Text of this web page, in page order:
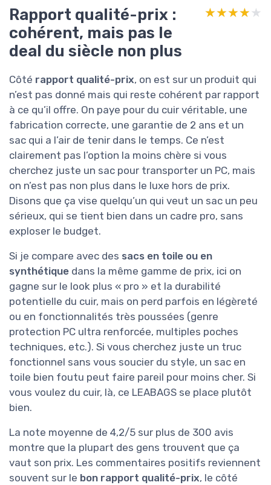
Rapport qualité-prix :
cohérent, mais pas le
deal du siècle non plus
★★★★★
★★★★★
Côté rapport qualité-prix, on est sur un produit qui
n’est pas donné mais qui reste cohérent par rapport
à ce qu’il offre. On paye pour du cuir véritable, une
fabrication correcte, une garantie de 2 ans et un
sac qui a l’air de tenir dans le temps. Ce n’est
clairement pas l’option la moins chère si vous
cherchez juste un sac pour transporter un PC, mais
on n’est pas non plus dans le luxe hors de prix.
Disons que ça vise quelqu’un qui veut un sac un peu
sérieux, qui se tient bien dans un cadre pro, sans
exploser le budget.
Si je compare avec des sacs en toile ou en
synthétique dans la même gamme de prix, ici on
gagne sur le look plus « pro » et la durabilité
potentielle du cuir, mais on perd parfois en légèreté
ou en fonctionnalités très poussées (genre
protection PC ultra renforcée, multiples poches
techniques, etc.). Si vous cherchez juste un truc
fonctionnel sans vous soucier du style, un sac en
toile bien foutu peut faire pareil pour moins cher. Si
vous voulez du cuir, là, ce LEABAGS se place plutôt
bien.
La note moyenne de 4,2/5 sur plus de 300 avis
montre que la plupart des gens trouvent que ça
vaut son prix. Les commentaires positifs reviennent
souvent sur le bon rapport qualité-prix, le côté